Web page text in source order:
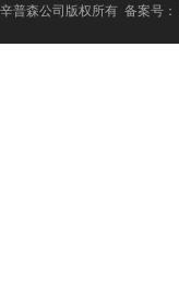
辛普森公司版权所有 备案号：